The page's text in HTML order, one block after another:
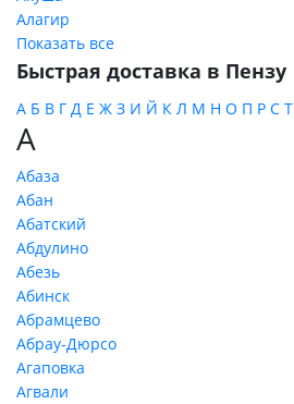
Алагир
Показать все
Быстрая доставка в Пензу
А Б В Г Д Е Ж З И Й К Л М Н О П Р С Т
А
Абаза
Абан
Абатский
Абдулино
Абезь
Абинск
Абрамцево
Абрау-Дюрсо
Агаповка
Агвали